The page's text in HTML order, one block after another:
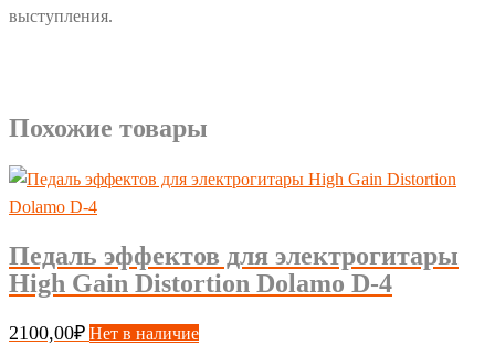
выступления.
Похожие товары
Педаль эффектов для электрогитары
High Gain Distortion Dolamo D-4
2100,00₽ Нет в наличие